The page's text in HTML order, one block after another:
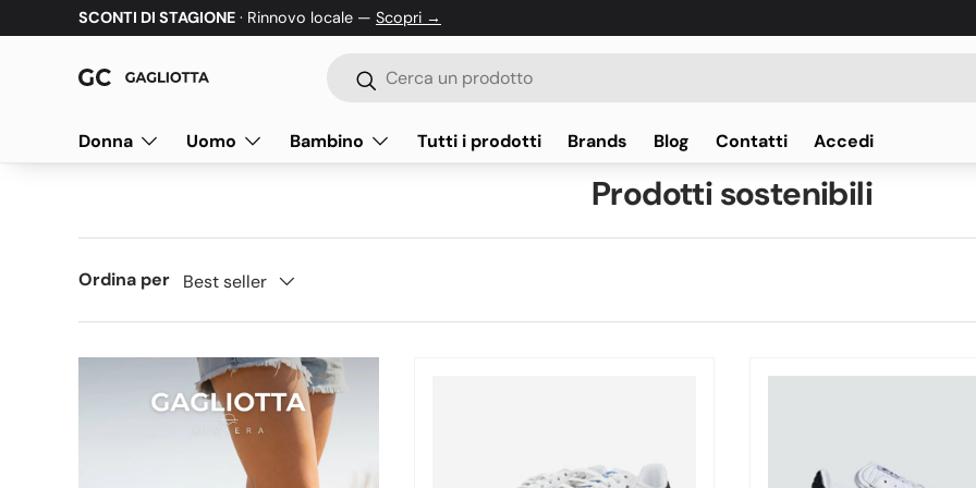
Passa ai contenuti
SCONTI DI STAGIONE · Rinnovo locale — Scopri →
Cerca
Donna Uomo Bambino Tutti i prodotti Brands Blog Contatti Accedi
Prodotti sostenibili
Ordina per Best seller